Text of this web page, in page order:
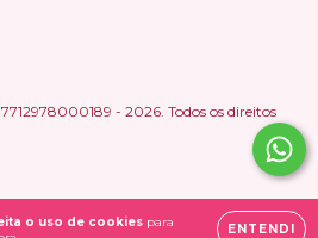
o uso de cookies para
ENTENDI
- 2026. Todos os direitos